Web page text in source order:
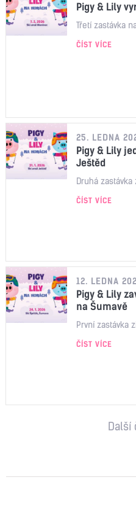
Pigy & Lily
Třetí zastávka
ČÍST VÍCE
25. LEDNA
Pigy & Lily
Ještěd
Druhá
ČÍST VÍCE
12. LEDNA
Pigy & Lily
na Šumavě
První zastávka
ČÍST VÍCE
Další